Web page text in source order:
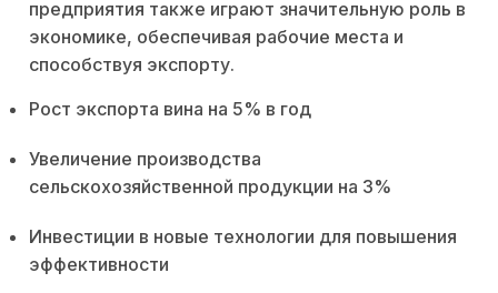
предприятия также играют значительную роль в
экономике, обеспечивая рабочие места и
способствуя экспорту.
Рост экспорта вина на 5% в год
Увеличение производства
сельскохозяйственной продукции на 3%
Инвестиции в новые технологии для повышения
эффективности